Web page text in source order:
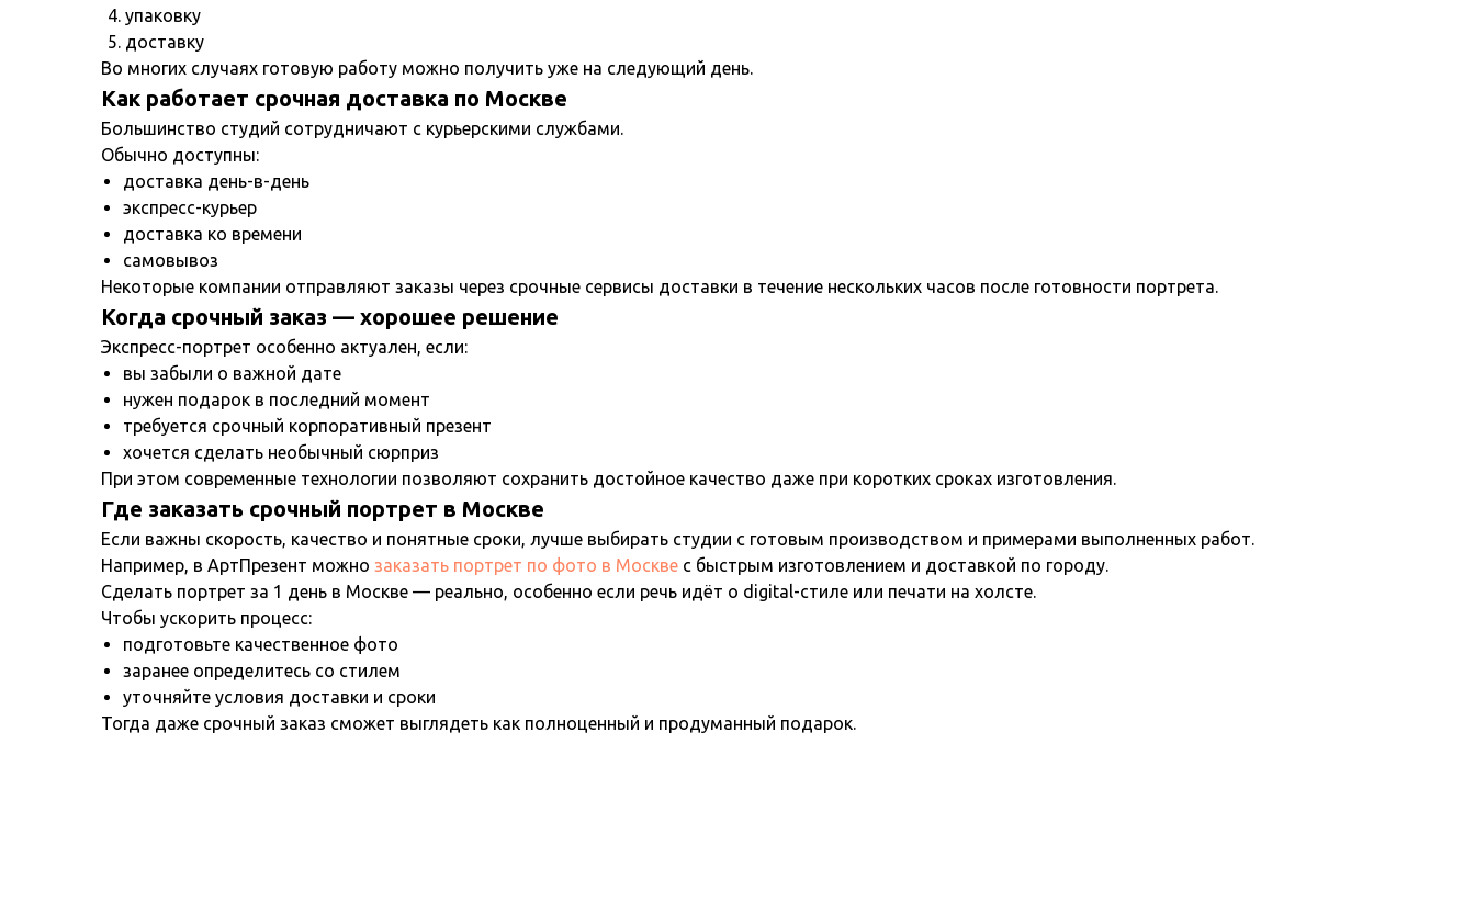
упаковку
доставку
Во многих случаях готовую работу можно получить уже на следующий день.
Как работает срочная доставка по Москве
Большинство студий сотрудничают с курьерскими службами.
Обычно доступны:
доставка день-в-день
экспресс-курьер
доставка ко времени
самовывоз
Некоторые компании отправляют заказы через срочные сервисы доставки в течение нескольких часов после готовности портрета.
Когда срочный заказ — хорошее решение
Экспресс-портрет особенно актуален, если:
вы забыли о важной дате
нужен подарок в последний момент
требуется срочный корпоративный презент
хочется сделать необычный сюрприз
При этом современные технологии позволяют сохранить достойное качество даже при коротких сроках изготовления.
Где заказать срочный портрет в Москве
Если важны скорость, качество и понятные сроки, лучше выбирать студии с готовым производством и примерами выполненных работ.
Например, в АртПрезент можно заказать портрет по фото в Москве с быстрым изготовлением и доставкой по городу.
Сделать портрет за 1 день в Москве — реально, особенно если речь идёт о digital-стиле или печати на холсте.
Чтобы ускорить процесс:
подготовьте качественное фото
заранее определитесь со стилем
уточняйте условия доставки и сроки
Тогда даже срочный заказ сможет выглядеть как полноценный и продуманный подарок.